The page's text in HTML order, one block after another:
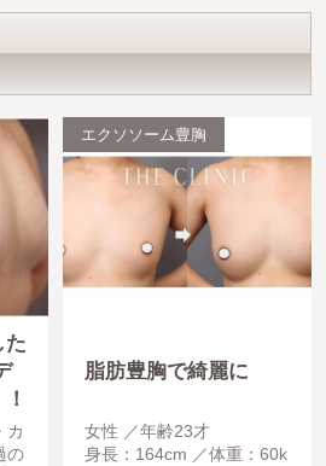
た
カ
の
エクソソーム豊胸
脂肪豊胸で綺麗に
女性
年齢23才
身長：164cm
体重：60k